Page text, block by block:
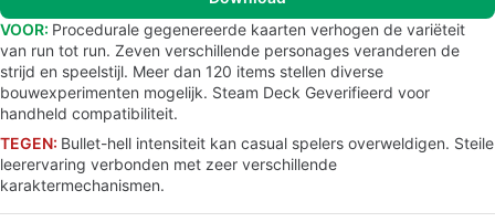
VOOR: Procedurale gegenereerde kaarten verhogen de variëteit
van run tot run. Zeven verschillende personages veranderen de
strijd en speelstijl. Meer dan 120 items stellen diverse
bouwexperimenten mogelijk. Steam Deck Geverifieerd voor
handheld compatibiliteit.
TEGEN: Bullet-hell intensiteit kan casual spelers overweldigen. Steile
leerervaring verbonden met zeer verschillende
karaktermechanismen.